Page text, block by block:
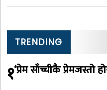
TRENDING
१‘प्रेम साँच्चीकै प्रेमजस्तो